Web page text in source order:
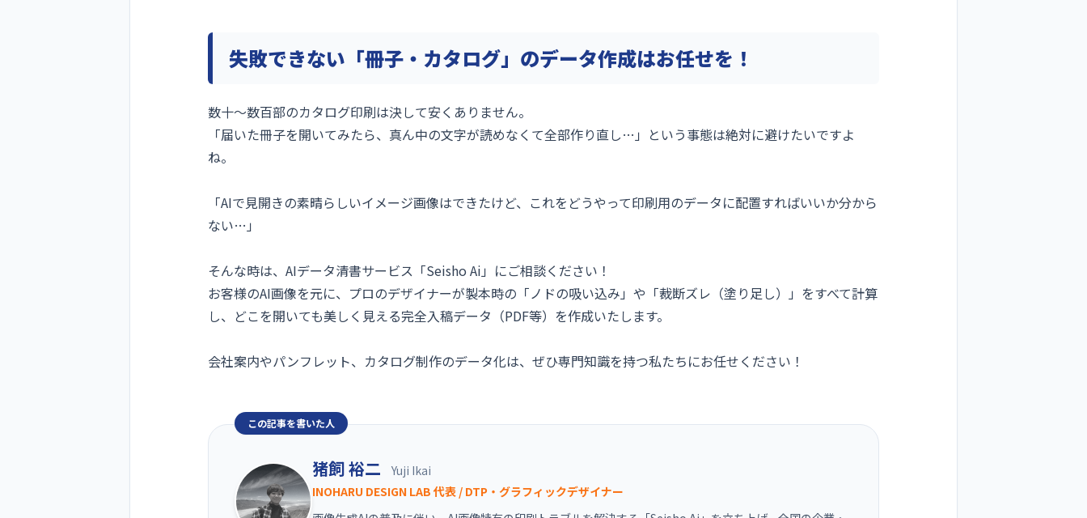
失敗できない「冊子・カタログ」のデータ作成はお任せを！
数十〜数百部のカタログ印刷は決して安くありません。
「届いた冊子を開いてみたら、真ん中の文字が読めなくて全部作り直し…」という事態は絶対に避けたいですよ
ね。
「AIで見開きの素晴らしいイメージ画像はできたけど、これをどうやって印刷用のデータに配置すればいいか分から
ない…」
そんな時は、AIデータ清書サービス「Seisho Ai」にご相談ください！
お客様のAI画像を元に、プロのデザイナーが製本時の「ノドの吸い込み」や「裁断ズレ（塗り足し）」をすべて計算
し、どこを開いても美しく見える完全入稿データ（PDF等）を作成いたします。
会社案内やパンフレット、カタログ制作のデータ化は、ぜひ専門知識を持つ私たちにお任せください！
この記事を書いた人
猪飼 裕二
Yuji Ikai
INOHARU DESIGN LAB 代表 / DTP・グラフィックデザイナー